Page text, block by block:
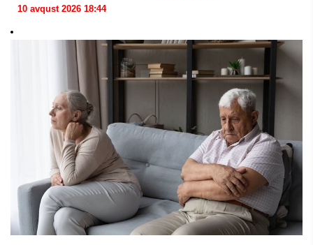
10 avqust 2026 18:44